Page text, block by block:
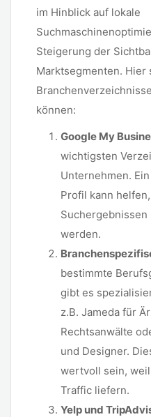
im Hinblick auf lokale
Steigerung der
Marktsegmenten.
können:
Google My
wichtigsten
Unternehmen.
Profil kann
werden.
bestimmte
gibt es
z.B. Jameda für
Rechtsanwälte
und Designer.
wertvoll sein,
Traffic liefern.
Yelp und